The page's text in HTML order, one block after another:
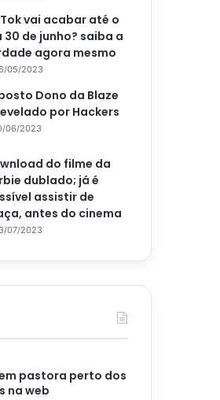
vai acabar até o
30 de junho? saiba a
agora mesmo
05/2023
Dono da Blaze
por Hackers
06/2023
do filme da
dublado; já é
assistir de
antes do cinema
07/2023
pastora perto dos
na web